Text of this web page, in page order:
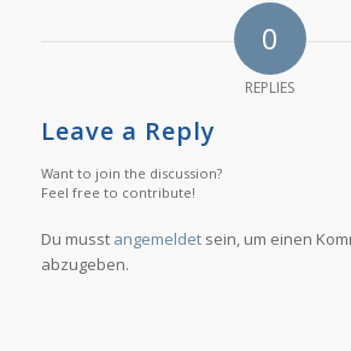
0
REPLIES
Leave a Reply
Want to join the discussion?
Feel free to contribute!
Du musst angemeldetsein, um einen
abzugeben.